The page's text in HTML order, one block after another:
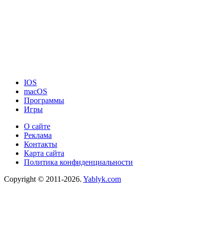
IOS
macOS
Программы
Игры
О сайте
Реклама
Контакты
Карта сайта
Политика конфиденциальности
Copyright © 2011-2026. Yablyk.сom